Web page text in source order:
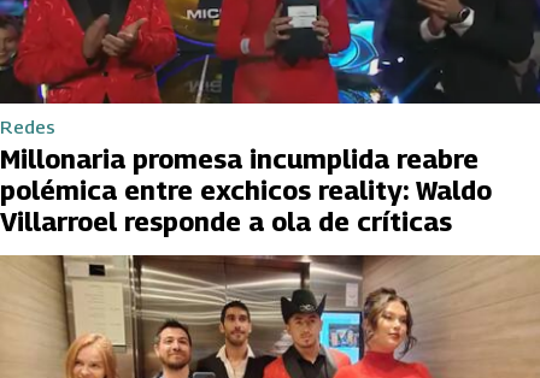
Redes
Millonaria promesa incumplida reabre
polémica entre exchicos reality: Waldo
Villarroel responde a ola de críticas